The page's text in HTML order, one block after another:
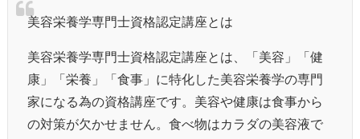
美容栄養学専門士資格認定講座とは
美容栄養学専門士資格認定講座とは、「美容」「健
康」「栄養」「食事」に特化した美容栄養学の専門
家になる為の資格講座です。美容や健康は食事から
の対策が欠かせません。食べ物はカラダの美容液で